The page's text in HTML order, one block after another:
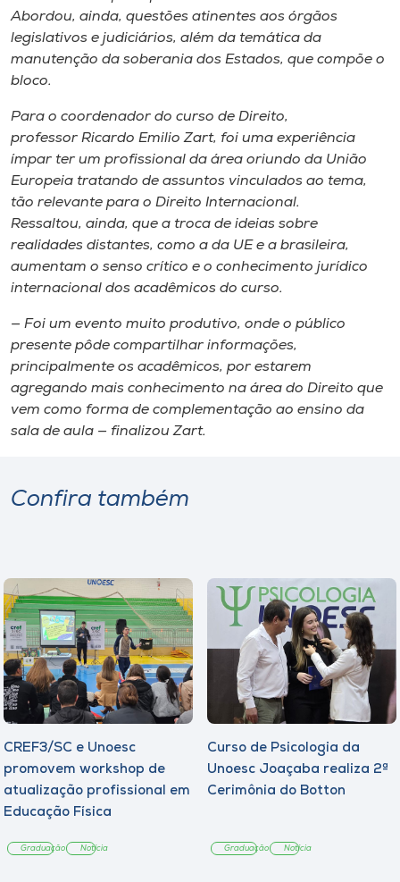
Abordou, ainda, questões atinentes aos órgãos
legislativos e judiciários, além da temática da
manutenção da soberania dos Estados, que compõe o
bloco.
Para o coordenador do curso de Direito,
professor Ricardo Emilio Zart, foi uma experiência
ímpar ter um profissional da área oriundo da União
Europeia tratando de assuntos vinculados ao tema,
tão relevante para o Direito Internacional.
Ressaltou, ainda, que a troca de ideias sobre
realidades distantes, como a da UE e a brasileira,
aumentam o senso crítico e o conhecimento jurídico
internacional dos acadêmicos do curso.
— Foi um evento muito produtivo, onde o público
presente pôde compartilhar informações,
principalmente os acadêmicos, por estarem
agregando mais conhecimento na área do Direito que
vem como forma de complementação ao ensino da
sala de aula — finalizou Zart.
Confira também
CREF3/SC e Unoesc
promovem workshop de
atualização profissional em
Educação Física
Graduação Notícia
Curso de Psicologia da
Unoesc Joaçaba realiza 2ª
Cerimônia do Botton
Graduação Notícia